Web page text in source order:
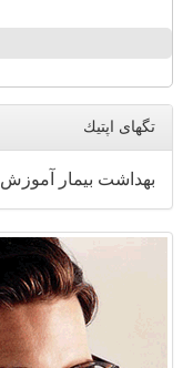
تگهای اپتیك
بهداشت بیمار آموزش